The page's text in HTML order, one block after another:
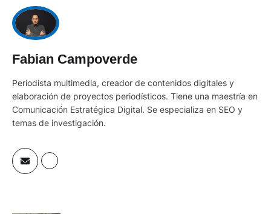
Fabian Campoverde
Periodista multimedia, creador de contenidos digitales y
elaboración de proyectos periodísticos. Tiene una maestría en
Comunicación Estratégica Digital. Se especializa en SEO y
temas de investigación.